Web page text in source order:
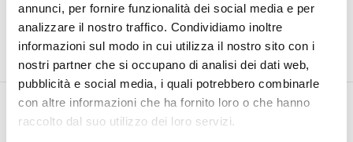
annunci, per fornire funzionalità dei social media e per
analizzare il nostro traffico. Condividiamo inoltre
informazioni sul modo in cui utilizza il nostro sito con i
nostri partner che si occupano di analisi dei dati web,
pubblicità e social media, i quali potrebbero combinarle
con altre informazioni che ha fornito loro o che hanno
raccolto dal suo utilizzo dei loro servizi.
Email Newsletter